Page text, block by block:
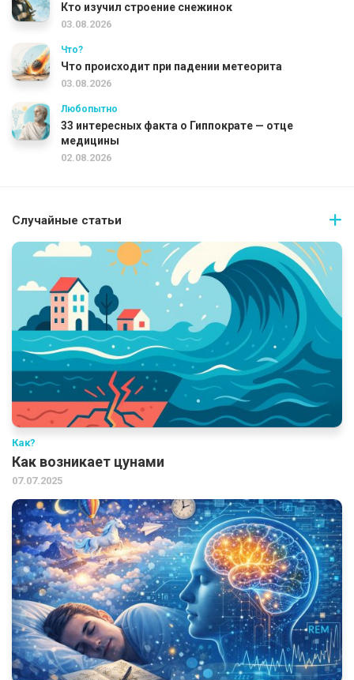
Кто изучил строение снежинок
03.08.2026
Что?
Что происходит при падении метеорита
03.08.2026
Любопытно
33 интересных факта о Гиппократе — отце
медицины
02.08.2026
Случайные статьи
Как?
Как возникает цунами
07.07.2025